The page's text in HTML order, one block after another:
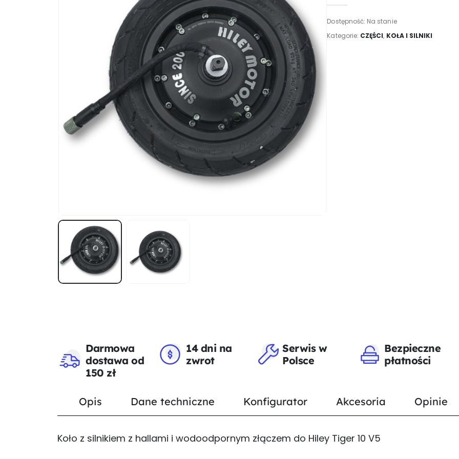
Dostępność: Na stanie
Kategorie: CZĘŚCI, KOŁA I SILNIKI
Darmowa
dostawa od
150 zł
14 dni na
zwrot
Serwis w
Polsce
Bezpieczne
płatności
Opis Dane techniczne Konfigurator Akcesoria Opinie
Koło z silnikiem z hallami i wodoodpornym złączem do Hiley Tiger 10 V5